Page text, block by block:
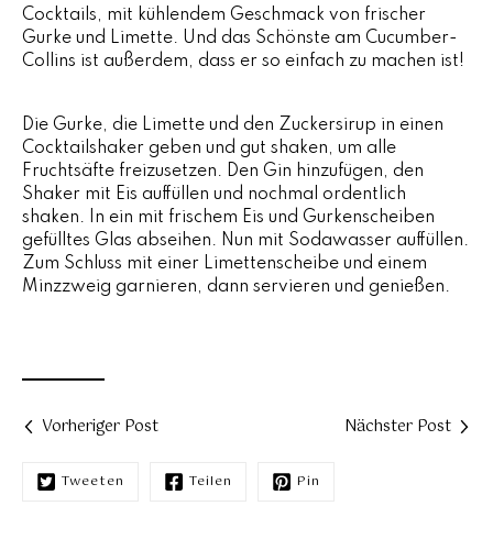
Cocktails, mit kühlendem Geschmack von frischer
Gurke und Limette. Und das Schönste am Cucumber-
Collins ist außerdem, dass er so einfach zu machen ist!
Die Gurke, die Limette und den Zuckersirup in einen
Cocktailshaker geben und gut shaken, um alle
Fruchtsäfte freizusetzen. Den Gin hinzufügen, den
Shaker mit Eis auffüllen und nochmal ordentlich
shaken. In ein mit frischem Eis und Gurkenscheiben
gefülltes Glas abseihen. Nun mit Sodawasser auffüllen.
Zum Schluss mit einer Limettenscheibe und einem
Minzzweig garnieren, dann servieren und genießen.
Vorheriger Post Nächster Post
Tweeten Teilen Pin